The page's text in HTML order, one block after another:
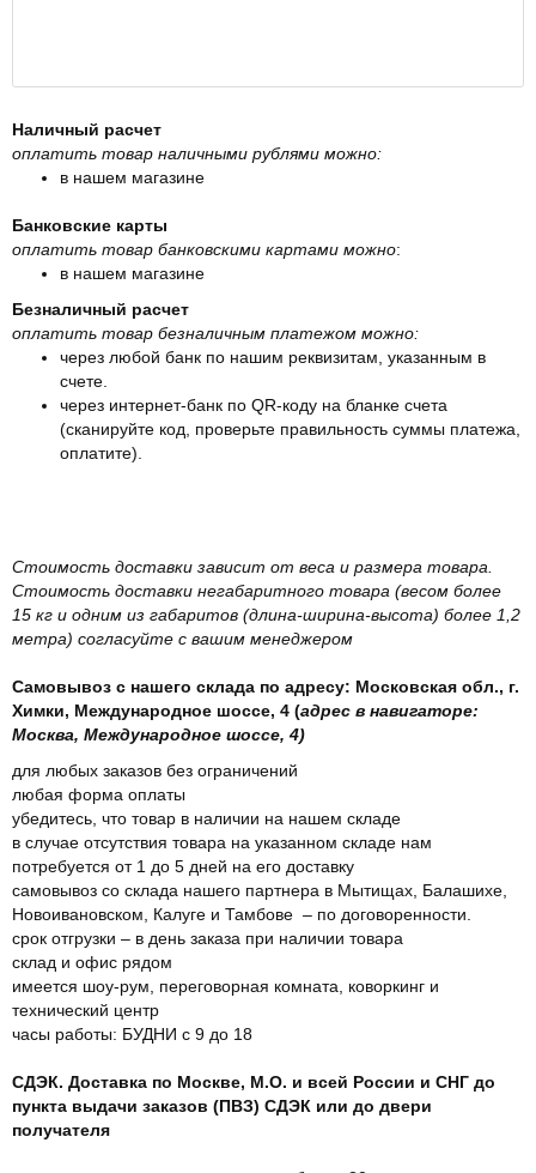
Наличный расчет
оплатить товар наличными рублями можно:
в нашем магазине
Банковские карты
оплатить товар банковскими картами можно:
в нашем магазине
Безналичный расчет
оплатить товар безналичным платежом можно:
через любой банк по нашим реквизитам, указанным в
счете.
через интернет-банк по QR-коду на бланке счета
(сканируйте код, проверьте правильность суммы платежа,
оплатите).
Стоимость доставки зависит от веса и размера товара.
Стоимость доставки негабаритного товара (весом более
15 кг и одним из габаритов (длина-ширина-высота) более 1,2
метра) согласуйте с вашим менеджером
Самовывоз с нашего склада по адресу: Московская обл., г.
Химки, Международное шоссе, 4 (адрес в навигаторе:
Москва, Международное шоссе, 4)
для любых заказов без ограничений
любая форма оплаты
убедитесь, что товар в наличии на нашем складе
в случае отсутствия товара на указанном складе нам
потребуется от 1 до 5 дней на его доставку
самовывоз со склада нашего партнера в Мытищах, Балашихе,
Новоивановском, Калуге и Тамбове – по договоренности.
срок отгрузки – в день заказа при наличии товара
склад и офис рядом
имеется шоу-рум, переговорная комната, коворкинг и
технический центр
часы работы: БУДНИ с 9 до 18
СДЭК. Доставка по Москве, М.О. и всей России и СНГ до
пункта выдачи заказов (ПВЗ) СДЭК или до двери
получателя